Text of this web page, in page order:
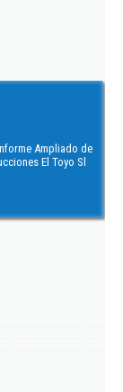
Ampliado de
El Toyo Sl